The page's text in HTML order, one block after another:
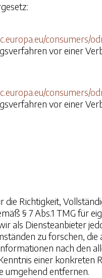
consumers/
vor einer
consumers/
vor einer
Richtigkeit,
§ 7 Abs.1 TMG für
als Diensteanbieter
zu forschen, die
nach den
einer
umgehend entfernen.